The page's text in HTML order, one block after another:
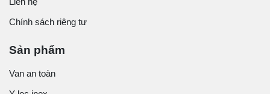
Chính sách riêng tư
Sản phẩm
Van an toàn